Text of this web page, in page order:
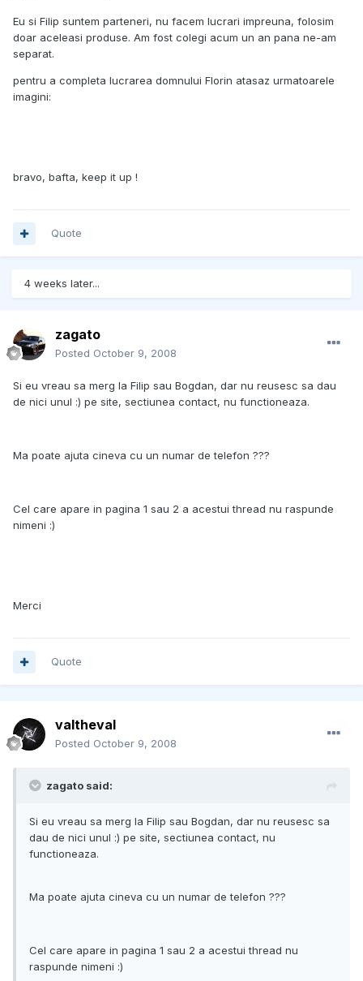
Eu si Filip suntem parteneri, nu facem lucrari impreuna, folosim
doar aceleasi produse. Am fost colegi acum un an pana ne-am
separat.
pentru a completa lucrarea domnului Florin atasaz urmatoarele
imagini:
bravo, bafta, keep it up !
Quote
4 weeks later...
zagato
Posted October 9, 2008
Si eu vreau sa merg la Filip sau Bogdan, dar nu reusesc sa dau
de nici unul :) pe site, sectiunea contact, nu functioneaza.
Ma poate ajuta cineva cu un numar de telefon ???
Cel care apare in pagina 1 sau 2 a acestui thread nu raspunde
nimeni :)
Merci
Quote
valtheval
Posted October 9, 2008
zagato said:
Si eu vreau sa merg la Filip sau Bogdan, dar nu reusesc sa
dau de nici unul :) pe site, sectiunea contact, nu
functioneaza.
Ma poate ajuta cineva cu un numar de telefon ???
Cel care apare in pagina 1 sau 2 a acestui thread nu
raspunde nimeni :)